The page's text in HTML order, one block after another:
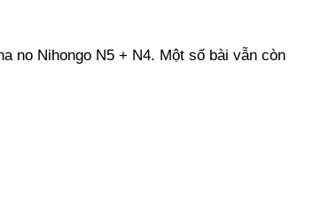
no Nihongo N5 + N4. Một số bài vẫn còn